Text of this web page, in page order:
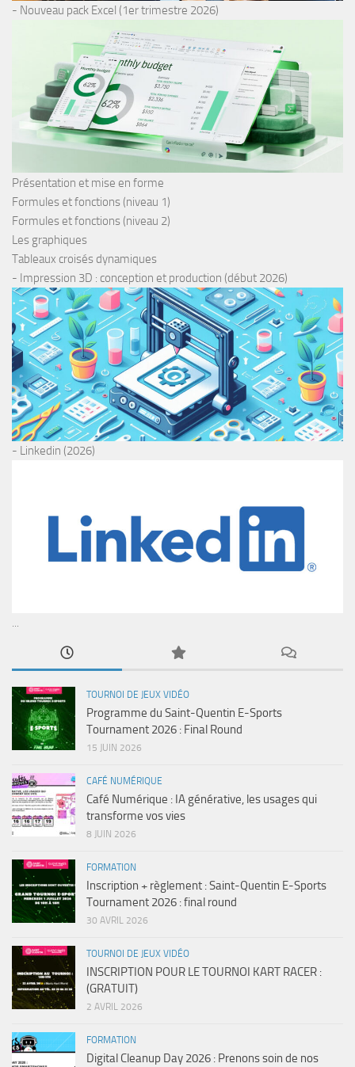
- Nouveau pack Excel (1er trimestre 2026)
Présentation et mise en forme
Formules et fonctions (niveau 1)
Formules et fonctions (niveau 2)
Les graphiques
Tableaux croisés dynamiques
- Impression 3D : conception et production (début 2026)
- Linkedin (2026)
...
TOURNOI DE JEUX VIDÉO
Programme du Saint-Quentin E-Sports
Tournament 2026 : Final Round
15 JUIN 2026
CAFÉ NUMÉRIQUE
Café Numérique : IA générative, les usages qui
transforme vos vies
8 JUIN 2026
FORMATION
Inscription + règlement : Saint-Quentin E-Sports
Tournament 2026 : final round
30 AVRIL 2026
TOURNOI DE JEUX VIDÉO
INSCRIPTION POUR LE TOURNOI KART RACER :
(GRATUIT)
2 AVRIL 2026
FORMATION
Digital Cleanup Day 2026 : Prenons soin de nos